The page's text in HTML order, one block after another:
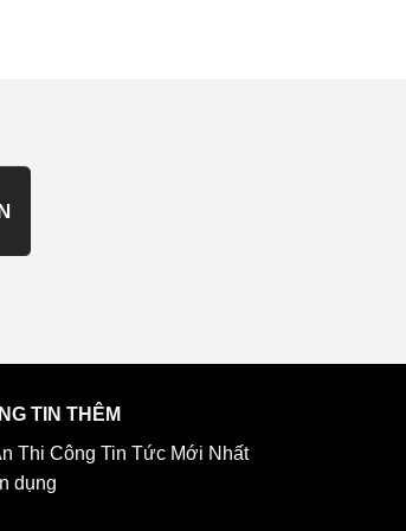
TIN THÊM
Thi Công Tin Tức Mới Nhất
dụng